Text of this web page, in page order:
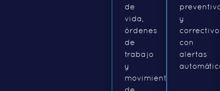
de
vida,
órdenes
de
trabajo
y
movimientos
y
correctivo
con
alertas